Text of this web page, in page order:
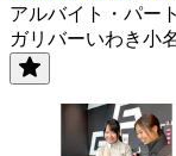
アルバイト・パート
ガリバーいわき小